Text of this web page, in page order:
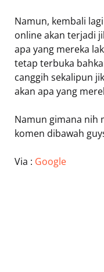
Namun, kembali
online akan terjadi
apa yang mereka
tetap terbuka
canggih sekalipun
akan apa yang
Namun gimana nih
komen dibawah
Via : Google